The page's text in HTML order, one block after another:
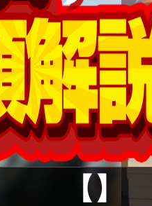
【】